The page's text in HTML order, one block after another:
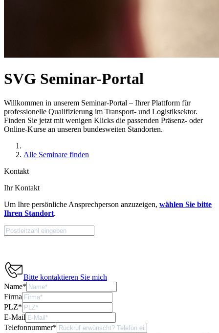
SVG Seminar-Portal
Willkommen in unserem Seminar-Portal – Ihrer Plattform für
professionelle Qualifizierung im Transport- und Logistiksektor.
Finden Sie jetzt mit wenigen Klicks die passenden Präsenz- oder
Online-Kurse an unseren bundesweiten Standorten.
Alle Seminare finden
Kontakt
Ihr Kontakt
Um Ihre persönliche Ansprechperson anzuzeigen, wählen Sie bitte
Ihren Standort.
Bitte kontaktieren Sie mich
Name*
Firma
PLZ*
E-Mail
Telefonnummer*